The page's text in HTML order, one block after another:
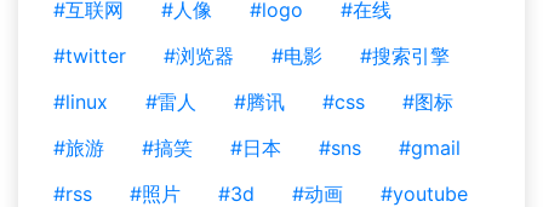
#互联网
#人像 #logo
#在线
#twitter
#浏览器 #电影
#搜索引擎
#linux
#雷人 #腾讯 #css
#图标
#旅游
#搞笑 #日本 #sns
#gmail
#rss
#照片 #3d #动画
#youtube